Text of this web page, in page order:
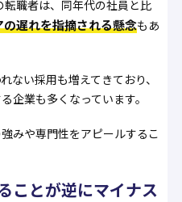
職者は、同年代の社員と比
の遅れを指摘される懸念もあ
ない採用も増えてきており、
企業も多くなっています。
みや専門性をアピールするこ
ことが逆にマイナス